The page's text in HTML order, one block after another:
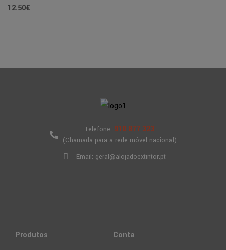
12.50€
Telefone: 910 877 323
(Chamada para a rede móvel nacional)
Email: geral@alojadoextintor.pt
Produtos
Conta